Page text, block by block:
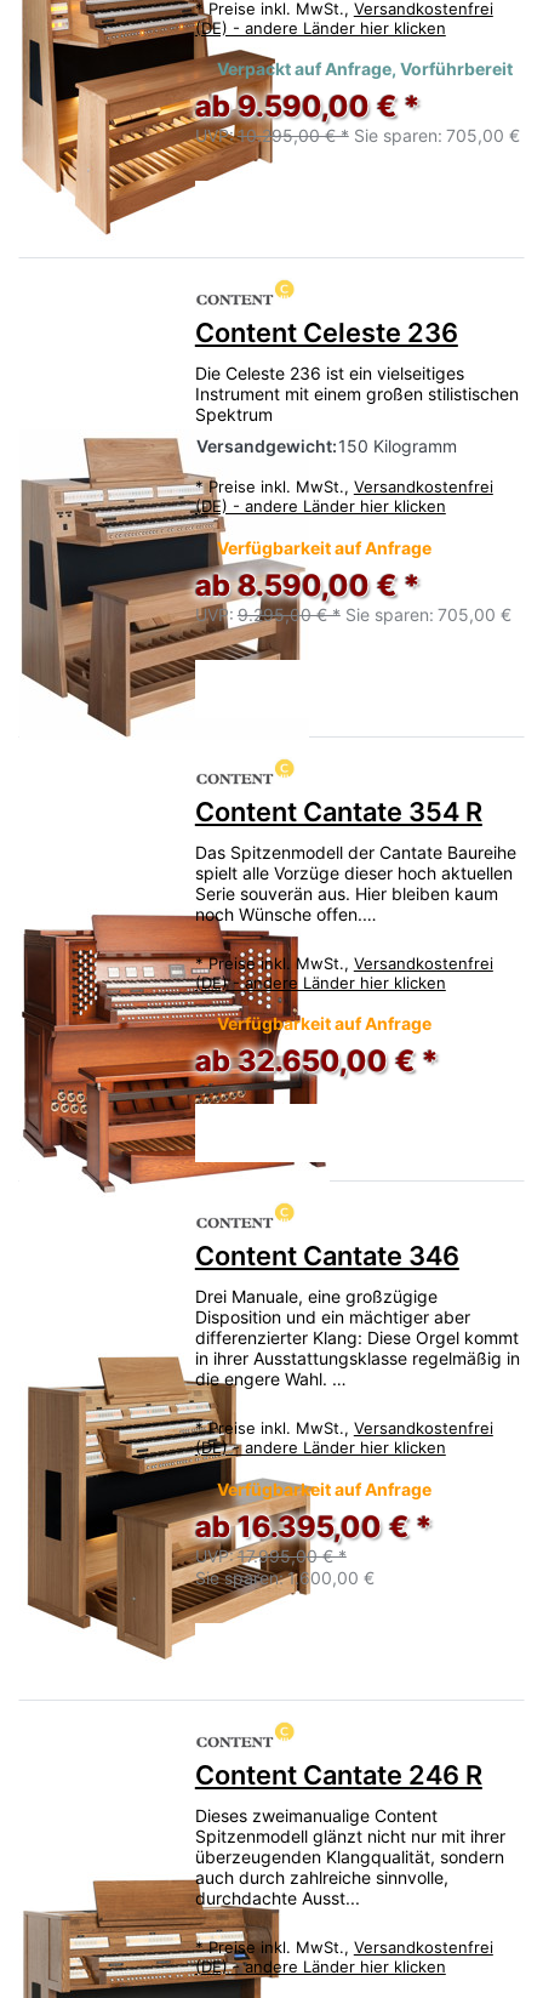
* Preise inkl. MwSt., Versandkostenfrei
(DE) - andere Länder hier klicken
Verpackt auf Anfrage, Vorführbereit
ab 9.590,00 € *
UVP:10.295,00 € * Sie sparen: 705,00 €
Content Celeste 236
Die Celeste 236 ist ein vielseitiges
Instrument mit einem großen stilistischen
Spektrum
Versandgewicht:150 Kilogramm
* Preise inkl. MwSt., Versandkostenfrei
(DE) - andere Länder hier klicken
Verfügbarkeit auf Anfrage
ab 8.590,00 € *
UVP: 9.295,00 € * Sie sparen: 705,00 €
Content Cantate 354 R
Das Spitzenmodell der Cantate Baureihe
spielt alle Vorzüge dieser hoch aktuellen
Serie souverän aus. Hier bleiben kaum
noch Wünsche offen.…
* Preise inkl. MwSt., Versandkostenfrei
(DE) - andere Länder hier klicken
Verfügbarkeit auf Anfrage
ab 32.650,00 € *
Content Cantate 346
Drei Manuale, eine großzügige
Disposition und ein mächtiger aber
differenzierter Klang: Diese Orgel kommt
in ihrer Ausstattungsklasse regelmäßig in
die engere Wahl. …
* Preise inkl. MwSt., Versandkostenfrei
(DE) - andere Länder hier klicken
Verfügbarkeit auf Anfrage
ab 16.395,00 € *
UVP:17.995,00 € *
Sie sparen:1.600,00 €
Content Cantate 246 R
Dieses zweimanualige Content
Spitzenmodell glänzt nicht nur mit ihrer
überzeugenden Klangqualität, sondern
auch durch zahlreiche sinnvolle,
durchdachte Ausst...
* Preise inkl. MwSt., Versandkostenfrei
(DE) - andere Länder hier klicken